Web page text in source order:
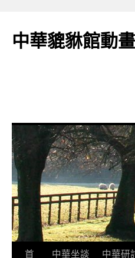
主
中華貔貅館動
首
中華坐談
中華研